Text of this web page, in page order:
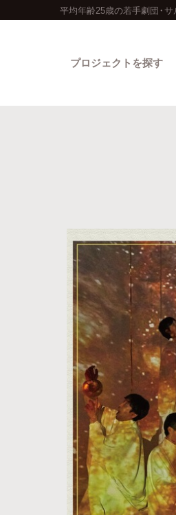
平均年齢25歳の若手劇団・
プロジェクトを探す